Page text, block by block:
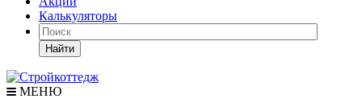
Калькуляторы
Найти
МЕНЮ